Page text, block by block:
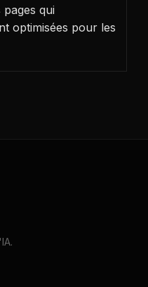
qui
optimisées pour les